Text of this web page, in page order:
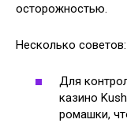
осторожностью.
Несколько советов:
Для
казино
ромашки,